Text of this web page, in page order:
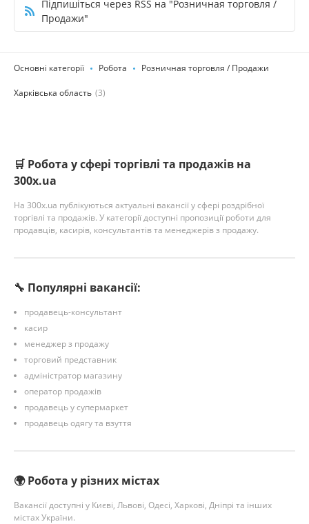
Підпишіться через RSS на "Розничная торговля /
Продажи"
Основні категорії Робота Розничная торговля / Продажи
Харківська область (3)
🛒 Робота у сфері торгівлі та продажів на
300x.ua
На 300x.ua публікуються актуальні вакансії у сфері роздрібної
торгівлі та продажів. У категорії доступні пропозиції роботи для
продавців, касирів, консультантів та менеджерів з продажу.
🔧 Популярні вакансії:
продавець-консультант
касир
менеджер з продажу
торговий представник
адміністратор магазину
оператор продажів
продавець у супермаркет
продавець одягу та взуття
🌍 Робота у різних містах
Вакансії доступні у Києві, Львові, Одесі, Харкові, Дніпрі та інших
містах України.